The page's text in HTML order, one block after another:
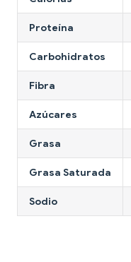
Proteína
Carbohidratos
Fibra
Azúcares
Grasa
Grasa Saturada
Sodio